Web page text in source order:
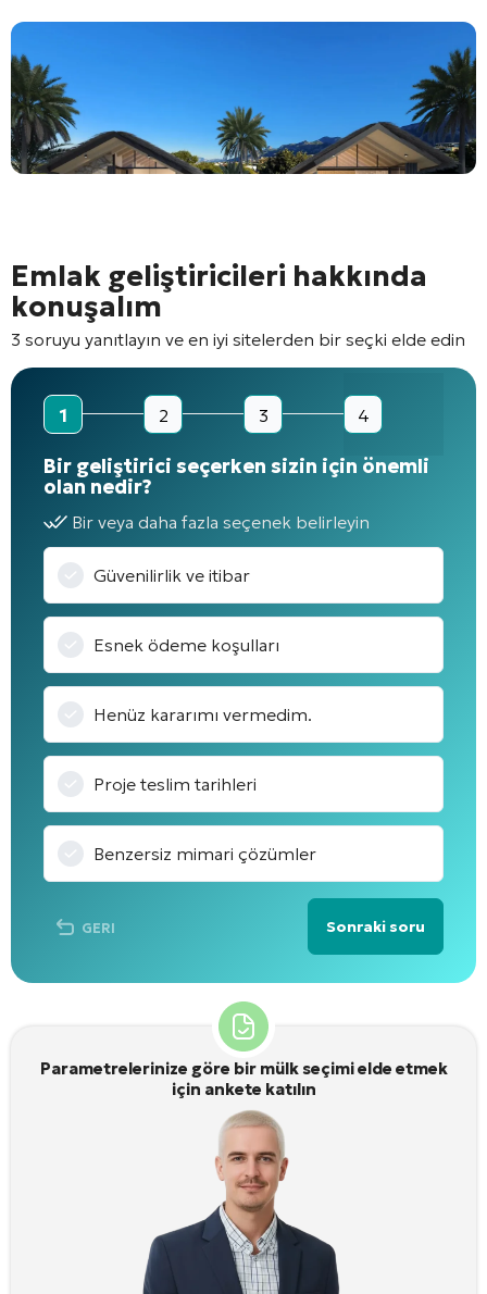
Emlak geliştiricileri hakkında
konuşalım
3 soruyu yanıtlayın ve en iyi sitelerden bir seçki elde edin
1 2 3 4
Bir geliştirici seçerken sizin için önemli
olan nedir?
Bir veya daha fazla seçenek belirleyin
Güvenilirlik ve itibar
Esnek ödeme koşulları
Henüz kararımı vermedim.
Proje teslim tarihleri
Benzersiz mimari çözümler
GERI Sonraki soru
Alternative:
Parametrelerinize göre bir mülk seçimi elde etmek
için ankete katılın